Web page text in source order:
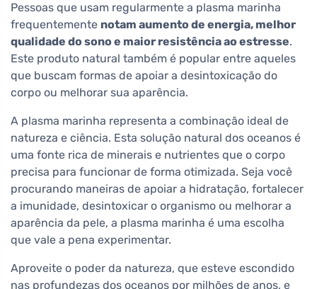
Pessoas que usam regularmente a plasma marinha
frequentemente notam aumento de energia, melhor
qualidade do sono e maior resistência ao estresse.
Este produto natural também é popular entre aqueles
que buscam formas de apoiar a desintoxicação do
corpo ou melhorar sua aparência.
A plasma marinha representa a combinação ideal de
natureza e ciência. Esta solução natural dos oceanos é
uma fonte rica de minerais e nutrientes que o corpo
precisa para funcionar de forma otimizada. Seja você
procurando maneiras de apoiar a hidratação, fortalecer
a imunidade, desintoxicar o organismo ou melhorar a
aparência da pele, a plasma marinha é uma escolha
que vale a pena experimentar.
Aproveite o poder da natureza, que esteve escondido
nas profundezas dos oceanos por milhões de anos, e